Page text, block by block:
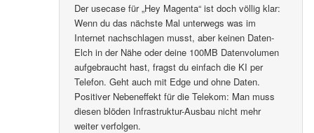
Der usecase für „Hey Magenta“ ist doch völlig klar:
Wenn du das nächste Mal unterwegs was im
Internet nachschlagen musst, aber keinen Daten-
Elch in der Nähe oder deine 100MB Datenvolumen
aufgebraucht hast, fragst du einfach die KI per
Telefon. Geht auch mit Edge und ohne Daten.
Positiver Nebeneffekt für die Telekom: Man muss
diesen blöden Infrastruktur-Ausbau nicht mehr
weiter verfolgen.